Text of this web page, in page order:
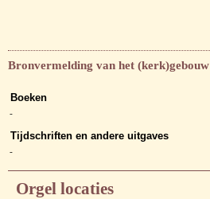
Bronvermelding van het (kerk)gebouw
Boeken
-
Tijdschriften en andere uitgaves
-
Orgel locaties